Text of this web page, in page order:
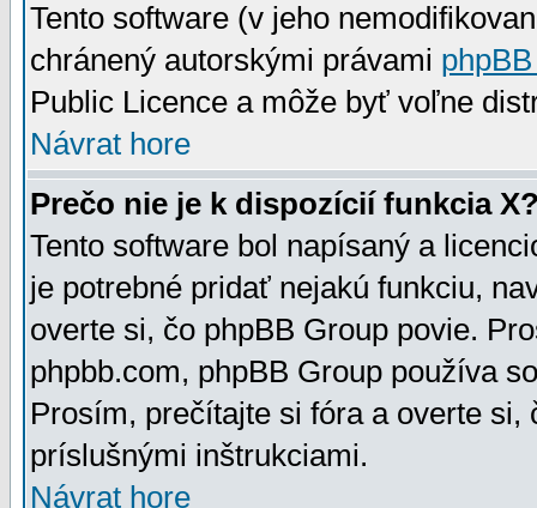
Tento software (v jeho
chránený autorskými právami
Public Licence a môže byť voľne
Návrat hore
Prečo nie je k dispozícií funkcia
Tento software bol napísaný a
je potrebné pridať nejakú funkciu,
overte si, čo phpBB Group povie.
phpbb.com, phpBB Group používa
Prosím, prečítajte si fóra a overte
príslušnými inštrukciami.
Návrat hore